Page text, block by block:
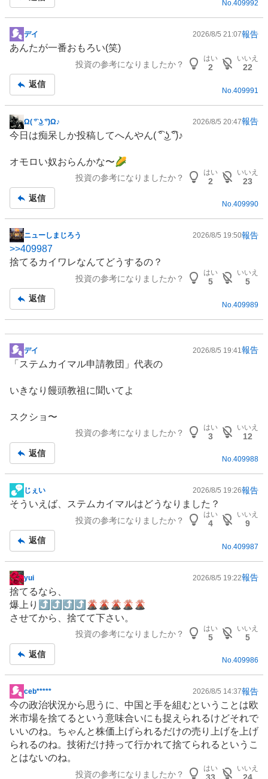
事
No.409992
掲
示
事
デイ 2026/8/5 21:07報告
あんたが一番おもろい(笑)
投資の参考になりましたか？
はい
2
いいえ
22
返信
No. 409991
掲
示
記
Ω( ͡° ͜ʖ ͡°)Ω♪ 2026/8/5 20:47報告
今日は痴呆しか投稿してへんやん( ͡° ͜ʖ ͡°)♪
オモロい奴おらんかな〜🌽
投資の参考になりましたか？
はい
2
いいえ
23
返信
No.409990
掲
示
板
ニューしまじろう 2026/8/5 19:50報告
>>409987
捨てるカイワレなんてどうするの？
投資の参考になりましたか？
はい
5
いいえ
5
返信
No. 409989
掲
記
デイ 2026/8/5 19:41 報告
「ステムカイマル申請教団」代表の
いきなり饅頭教祖に聞いてよ
スクショ〜
投資の参考になりましたか？
はい
3
いいえ
12
返信
No.409988
掲
示
事
じぇい 2026/8/5 19:26報告
そういえば、ステムカイマルはどうなりました？
投資の参考になりましたか？
はい
4
いいえ
9
返信
No. 409987
掲
示
板
記
yui 2026/8/5 19:22報告
捨てるなら、
爆上り⤴️⤴️⤴️⤴️🌋🌋🌋🌋🌋
させてから、捨てて下さい。
投資の参考になりましたか？
はい
5
いいえ
5
返信
No.409986
掲
示
板
記
事
ceb***** 2026/8/5 14:37報告
今の政治状況から思うに、 中国 と手を組むということは欧
米市場を捨てるという意味合いにも捉えられるけどそれで
いいのね。ちゃんと株価上げられるだけの売り上げを上げ
られるのね。技術だけ持って行かれて捨てられるというこ
とはないのね。
投資の参考になりましたか？
はい いいえ